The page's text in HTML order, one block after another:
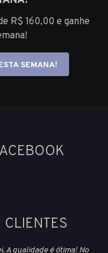
R$ 160,00 e ganhe
SEMANA!
CLIENTES
A qualidade é ótima! No